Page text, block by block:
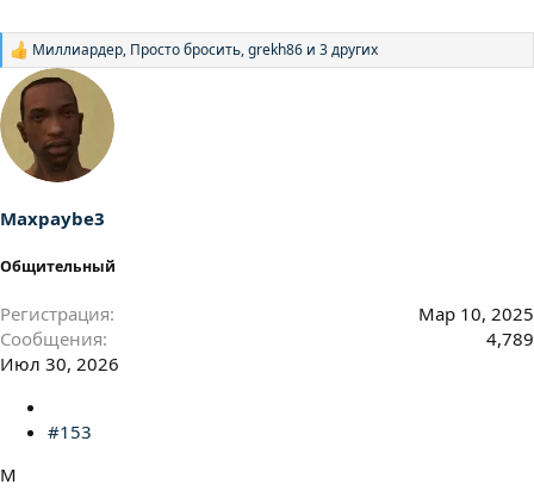
Р
а
ц
и
и
Миллиардер, Просто бросить,grekh86 и 3 других
Maxpaybe3
Общительный
Регистрация
Мар 10, 2025
Сообщения
4,789
Июл 30, 2026
#153
М